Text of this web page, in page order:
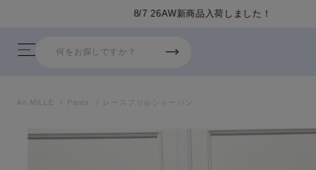
An MILLE Pants レースフリルショーパン